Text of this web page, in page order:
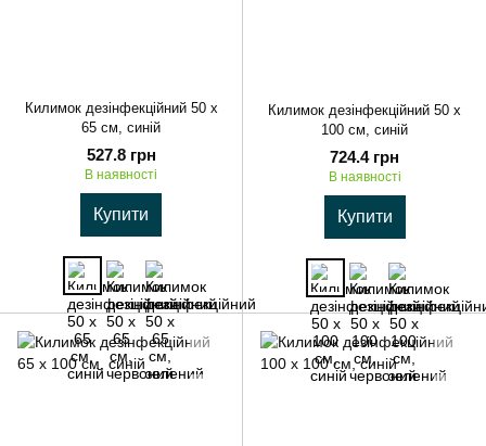
Килимок дезінфекційний 50 х
65 см, синій
527.8 грн
В наявності
Купити
Килимок дезінфекційний 50 х
100 см, синій
724.4 грн
В наявності
Купити